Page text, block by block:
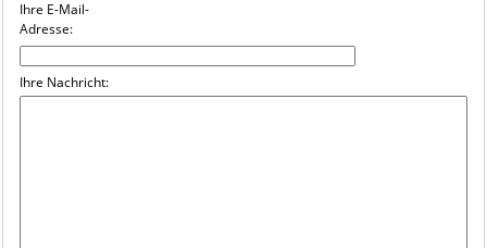
Ihre E-Mail-
Adresse:
Ihre Nachricht: